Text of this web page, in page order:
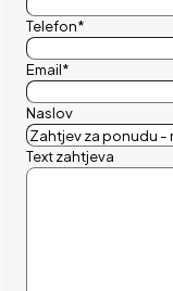
Telefon*
Email*
Naslov
Text zahtjeva